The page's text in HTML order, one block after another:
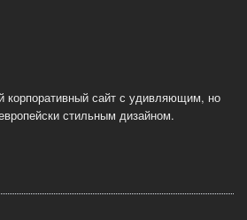
корпоративный сайт с удивляющим, но
стильным дизайном.